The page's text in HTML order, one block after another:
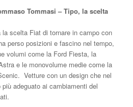
Tommasi – Tipo, la scelta
la scelta Fiat di tornare in campo con
perso posizioni e fascino nel tempo,
volumi come la Ford Fiesta, la
e le monovolume medie come la
Vetture con un design che nel
adeguato ai cambiamenti del